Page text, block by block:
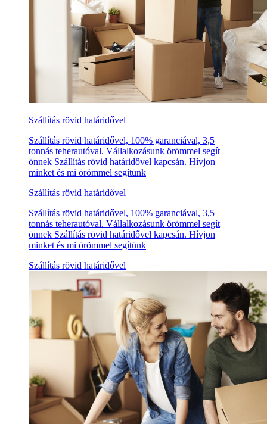
Szállítás rövid határidővel
Szállítás rövid határidővel, 100% garanciával, 3,5
tonnás teherautóval. Vállalkozásunk örömmel segít
önnek Szállítás rövid határidővel kapcsán. Hívjon
minket és mi örömmel segítünk
Szállítás rövid határidővel
Szállítás rövid határidővel, 100% garanciával, 3,5
tonnás teherautóval. Vállalkozásunk örömmel segít
önnek Szállítás rövid határidővel kapcsán. Hívjon
minket és mi örömmel segítünk
Szállítás rövid határidővel